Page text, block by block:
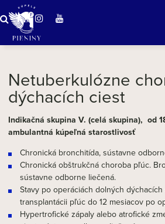
Netuberkulózne
dýchacích ciest
Indikačná skupina V. (celá skupina), od
ambulantná kúpeľná starostlivosť
Chronická bronchitída, sústavne
Chronická obštrukčná choroba pľúc.
sústavne odborne liečená.
Stavy po operáciách dolných
transplantácii pľúc do 12 mesiacov po
Hypertrofické zápaly alebo atrofické